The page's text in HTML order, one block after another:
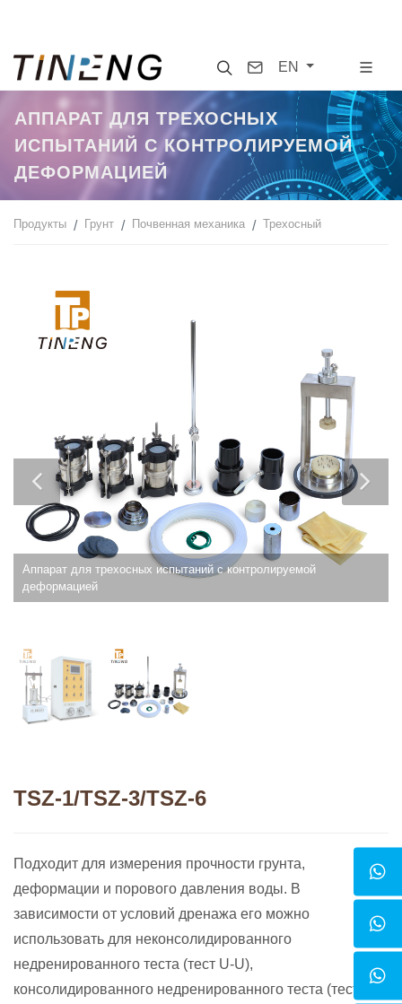
SearchContact
EN
АППАРАТ ДЛЯ ТРЕХОСНЫХ
ИСПЫТАНИЙ С КОНТРОЛИРУЕМОЙ
ДЕФОРМАЦИЕЙ
Продукты Грунт Почвенная механика Трехосный
Аппарат для трехосных испытаний с контролируемой
деформацией
TSZ-1/TSZ-3/TSZ-6
Подходит для измерения прочности грунта,
деформации и порового давления воды. В
зависимости от условий дренажа его можно
использовать для неконсолидированного
недренированного теста (тест U-U),
консолидированного недренированного теста (тест C-